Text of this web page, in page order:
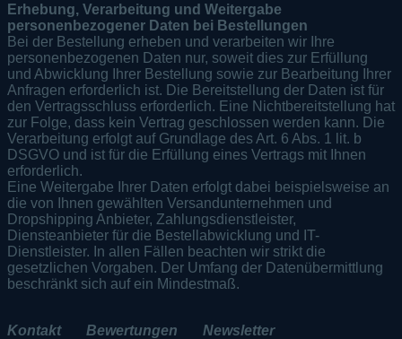
Erhebung, Verarbeitung und Weitergabe
personenbezogener Daten bei Bestellungen
Bei der Bestellung erheben und verarbeiten wir Ihre
personenbezogenen Daten nur, soweit dies zur Erfüllung
und Abwicklung Ihrer Bestellung sowie zur Bearbeitung Ihrer
Anfragen erforderlich ist. Die Bereitstellung der Daten ist für
den Vertragsschluss erforderlich. Eine Nichtbereitstellung hat
zur Folge, dass kein Vertrag geschlossen werden kann. Die
Verarbeitung erfolgt auf Grundlage des Art. 6 Abs. 1 lit. b
DSGVO und ist für die Erfüllung eines Vertrags mit Ihnen
erforderlich.
Eine Weitergabe Ihrer Daten erfolgt dabei beispielsweise an
die von Ihnen gewählten Versandunternehmen und
Dropshipping Anbieter, Zahlungsdienstleister,
Diensteanbieter für die Bestellabwicklung und IT-
Dienstleister. In allen Fällen beachten wir strikt die
gesetzlichen Vorgaben. Der Umfang der Datenübermittlung
beschränkt sich auf ein Mindestmaß.
Kontakt Bewertungen
Newsletter